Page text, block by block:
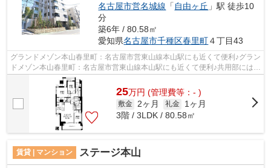
名古屋市営名城線 「 自由ヶ丘 」駅 徒歩10
分
築6年 / 80.58㎡
愛知県名古屋市千種区春里町４丁目43
グランドメゾン本山春里町：名古屋市営東山線本山駅にも近くて便利♪グラン
ドメゾン本山春里町：名古屋市営東山線本山駅にも近くて便利♪共用部にはエ
レベータ・敷地内ごみ置き場などが...
25万円 (管理費等：- )
敷金 2ヶ月 礼金
1ヶ月
3階 / 3LDK / 80.58㎡
賃貸 | マンション ステージ本山